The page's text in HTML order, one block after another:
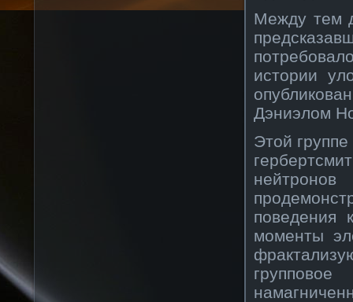
Между тем
истории
Дэниэлом
Этой
поведения
моменты